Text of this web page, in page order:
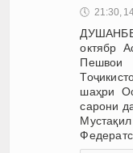
🕔 21:30,
октябр
Пешвои
шаҳри
сарони